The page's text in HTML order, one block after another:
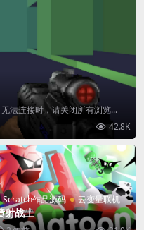
法连接时，请关闭所有浏览...
42.8K
Scratch作品源码 云变量联机
射战士